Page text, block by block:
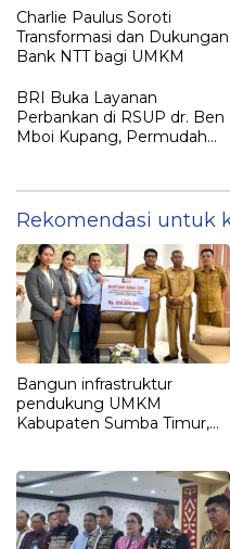
Charlie Paulus Soroti
Transformasi dan Dukungan
Bank NTT bagi UMKM
BRI Buka Layanan
Perbankan di RSUP dr. Ben
Mboi Kupang, Permudah
Rekomendasi untuk
Bangun infrastruktur
pendukung UMKM
Kabupaten Sumba Timur,